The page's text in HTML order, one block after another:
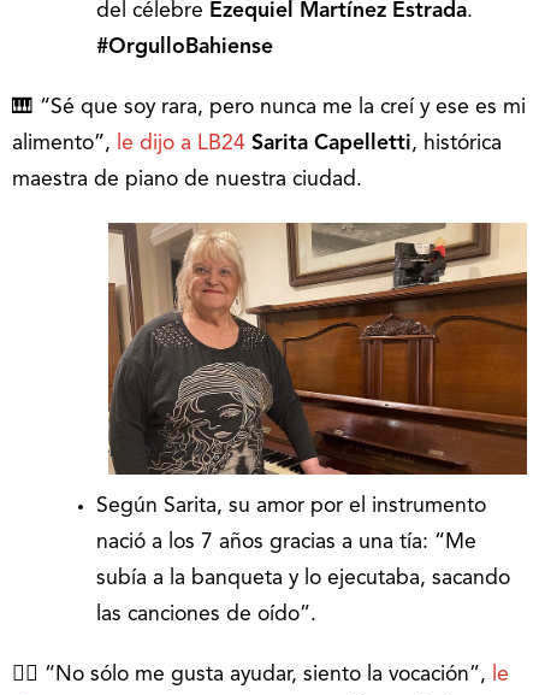
del célebre Ezequiel Martínez Estrada.
#OrgulloBahiense
🎹 “Sé que soy rara, pero nunca me la creí y ese es mi
alimento”, le dijo a LB24 Sarita Capelletti, histórica
maestra de piano de nuestra ciudad.
Foto: LB24
Según Sarita, su amor por el instrumento
nació a los 7 años gracias a una tía: “Me
subía a la banqueta y lo ejecutaba, sacando
las canciones de oído”.
👨‍⚕️ “No sólo me gusta ayudar, siento la vocación”, le